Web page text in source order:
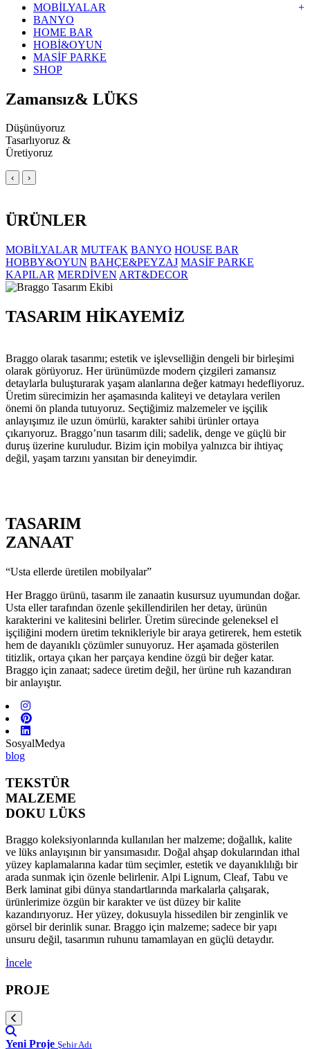
MOBİLYALAR
+
BANYO
HOME BAR
HOBİ&OYUN
MASİF PARKE
SHOP
Zamansız& LÜKS
Düşünüyoruz
Tasarlıyoruz &
Üretiyoruz
‹ ›
ÜRÜNLER
MOBİLYALAR MUTFAK BANYO HOUSE BAR
HOBBY&OYUN BAHÇE&PEYZAJ MASİF PARKE
KAPILAR MERDİVEN ART&DECOR
TASARIM HİKAYEMİZ
Braggo olarak tasarımı; estetik ve işlevselliğin dengeli bir birleşimi
olarak görüyoruz. Her ürünümüzde modern çizgileri zamansız
detaylarla buluşturarak yaşam alanlarına değer katmayı hedefliyoruz.
Üretim sürecimizin her aşamasında kaliteyi ve detaylara verilen
önemi ön planda tutuyoruz. Seçtiğimiz malzemeler ve işçilik
anlayışımız ile uzun ömürlü, karakter sahibi ürünler ortaya
çıkarıyoruz. Braggo’nun tasarım dili; sadelik, denge ve güçlü bir
duruş üzerine kuruludur. Bizim için mobilya yalnızca bir ihtiyaç
değil, yaşam tarzını yansıtan bir deneyimdir.
TASARIM
ZANAAT
“Usta ellerde üretilen mobilyalar”
Her Braggo ürünü, tasarım ile zanaatin kusursuz uyumundan doğar.
Usta eller tarafından özenle şekillendirilen her detay, ürünün
karakterini ve kalitesini belirler. Üretim sürecinde geleneksel el
işçiliğini modern üretim teknikleriyle bir araya getirerek, hem estetik
hem de dayanıklı çözümler sunuyoruz. Her aşamada gösterilen
titizlik, ortaya çıkan her parçaya kendine özgü bir değer katar.
Braggo için zanaat; sadece üretim değil, her ürüne ruh kazandıran
bir anlayıştır.
SosyalMedya
blog
TEKSTÜR
MALZEME
DOKU LÜKS
Braggo koleksiyonlarında kullanılan her malzeme; doğallık, kalite
ve lüks anlayışının bir yansımasıdır. Doğal ahşap dokularından ithal
yüzey kaplamalarına kadar tüm seçimler, estetik ve dayanıklılığı bir
arada sunmak için özenle belirlenir. Alpi Lignum, Cleaf, Tabu ve
Berk laminat gibi dünya standartlarında markalarla çalışarak,
ürünlerimize özgün bir karakter ve üst düzey bir kalite
kazandırıyoruz. Her yüzey, dokusuyla hissedilen bir zenginlik ve
görsel bir derinlik sunar. Braggo için malzeme; sadece bir yapı
unsuru değil, tasarımın ruhunu tamamlayan en güçlü detaydır.
İncele
PROJE
Yeni Proje Şehir Adı